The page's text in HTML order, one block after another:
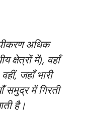
अधिक
क्षेत्रों में), वहाँ
जहाँ भारी
समुद्र में गिरती
है।